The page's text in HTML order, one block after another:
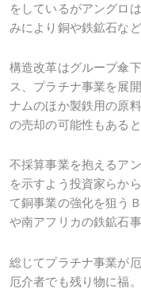
をしているがアングロ
みにより銅や鉄鉱石な
構造改革はグループ傘
ス、プラチナ事業を展
ナムのほか製鉄用の原
の売却の可能性もあると
不採算事業を抱えるア
を示すよう投資家らか
て銅事業の強化を狙う
や南アフリカの鉄鉱石
総じてプラチナ事業が
厄介者でも残り物に